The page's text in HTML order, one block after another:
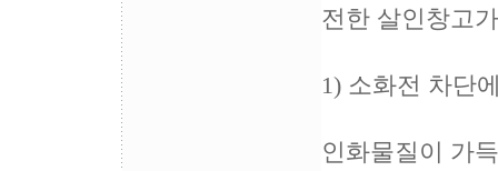
전한 살인창고
1) 소화전 차단
인화물질이 가